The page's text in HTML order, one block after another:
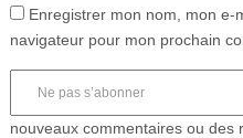
Enregistrer mon nom, mon e-
navigateur pour mon prochain
nouveaux commentaires ou des